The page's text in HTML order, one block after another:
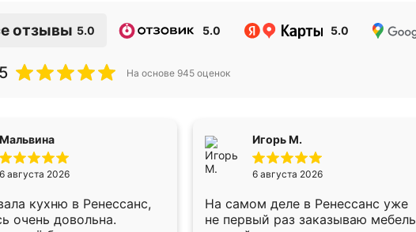
отзывы 5.0 5.0 5.0
На основе 945 оценок
Мальвина
6 августа 2026
кухню в Ренессанс,
очень довольна.
Игорь М.
6 августа 2026
На самом деле в Ренессанс уже
не первый раз заказываю мебель